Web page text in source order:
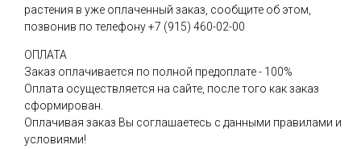
растения в уже оплаченный заказ, сообщите об этом,
позвонив по телефону +7 (915) 460-02-00
ОПЛАТА
Заказ оплачивается по полной предоплате - 100%
Оплата осуществляется на сайте, после того как заказ
сформирован.
Оплачивая заказ Вы соглашаетесь с данными правилами и
условиями!